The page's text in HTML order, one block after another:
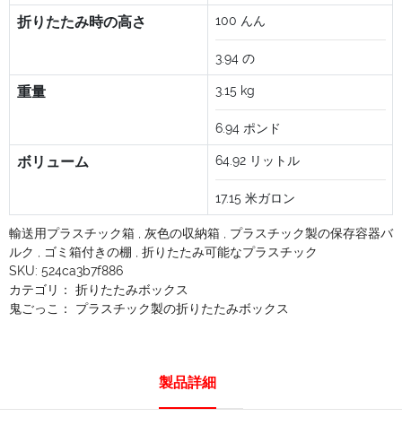
折りたたみ時の高さ 100 んん
3.94 の
重量 3.15 kg
6.94 ポンド
ボリューム 64.92 リットル
17.15 米ガロン
輸送用プラスチック箱 灰色の収納箱
プラスチック製の保存容器バ
ルク
ゴミ箱付きの棚
折りたたみ可能なプラスチック
SKU: 524ca3b7f886
カテゴリ： 折りたたみボックス
鬼ごっこ： プラスチック製の折りたたみボックス
製品詳細